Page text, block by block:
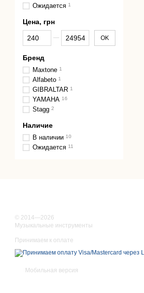
Ожидается 1
Цена, грн
От Цена, грн
До Цена, грн OK
Бренд
Maxtone 1
Alfabeto 1
GIBRALTAR 1
YAMAHA 16
Stagg 2
Наличие
В наличии 10
Ожидается 11
© 2014—2026
Музыкальные инструменты
Принимаем к оплате
Мобильная версия